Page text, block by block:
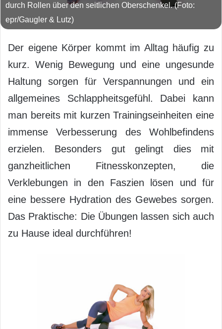
durch Rollen über den seitlichen Oberschenkel. (Foto:
epr/Gaugler & Lutz)
Der eigene Körper kommt im Alltag häufig zu
kurz. Wenig Bewegung und eine ungesunde
Haltung sorgen für Verspannungen und ein
allgemeines Schlappheitsgefühl. Dabei kann
man bereits mit kurzen Trainingseinheiten eine
immense Verbesserung des Wohlbefindens
erzielen. Besonders gut gelingt dies mit
ganzheitlichen Fitnesskonzepten, die
Verklebungen in den Faszien lösen und für
eine bessere Hydration des Gewebes sorgen.
Das Praktische: Die Übungen lassen sich auch
zu Hause ideal durchführen!